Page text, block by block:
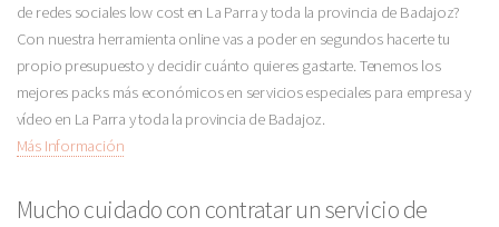
de redes sociales low cost en La Parra y toda la provincia de Badajoz?
Con nuestra herramienta online vas a poder en segundos hacerte tu
propio presupuesto y decidir cuánto quieres gastarte. Tenemos los
mejores packs más económicos en servicios especiales para empresa y
vídeo en La Parra y toda la provincia de Badajoz.
Más Información
Mucho cuidado con contratar un servicio de